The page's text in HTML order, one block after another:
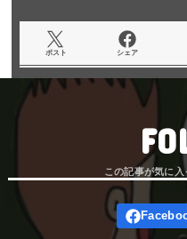
ポスト シェア